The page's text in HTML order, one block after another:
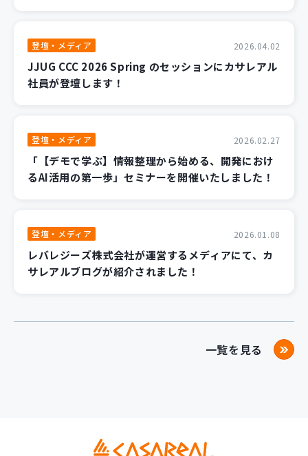
登壇・メディア 2026.04.02
JJUG CCC 2026 Spring のセッションにカサレアル
社員が登壇します！
登壇・メディア 2026.02.27
「【デモで学ぶ】情報整理から始める、開発におけ
るAI活用の第一歩」セミナーを開催いたしました！
登壇・メディア 2026.01.08
レバレジーズ株式会社が運営するメディアにて、カ
サレアルブログが紹介されました！
一覧を見る